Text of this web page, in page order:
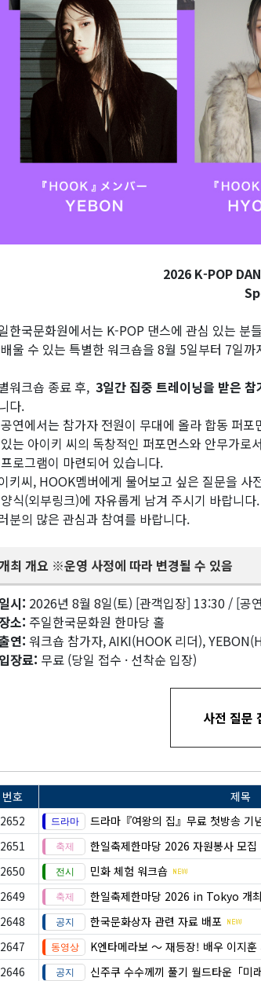
2026 K-POP
한국문화원에서는 K-POP 댄스에 관심 있는 분
울 수 있는 특별한 워크숍을 8월 5일부터 7일
워크숍 종료 후, 3일간 집중 트레이닝을 받은
다.
연에서는 참가자 전원이 무대에 올라 합동 퍼
는 아이키 씨의 독창적인 퍼포먼스와 안무가로
로그램이 마련되어 있습니다.
키씨, HOOK멤버에게 물어보고 싶은 질문을 사
식(외부링크)에 자유롭게 남겨 주시기 바랍니다.
분의 많은 관심과 참여를 바랍니다.
최 개요 ※운영 사정에 따라 변경될 수 있음
시: 2026년 8월 8일(토) [관객입장] 13:30 / [공
소: 주일한국문화원 한마당 홀
연: 워크숍 참가자, AIKI(HOOK 리더),
장료: 무료 (당일 접수 · 선착순 입장)
사전 질문
번호 제목
2652
드라마『여왕의 집』무료 첫방송 기
2651
한일축제한마당 2026 자원봉사 모집
2650
민화 체험 워크숍
2649
한일축제한마당 2026 in Tokyo 개최
2648
한국문화상자 관련 자료 배포
2647
K엔타메라보 ～ 재등장! 배우 이지훈
2646
신주쿠 수수께끼 풀기 월드타운「미